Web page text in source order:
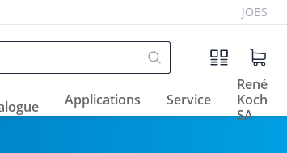
JOBS
Applications Service
René
Koch
SA